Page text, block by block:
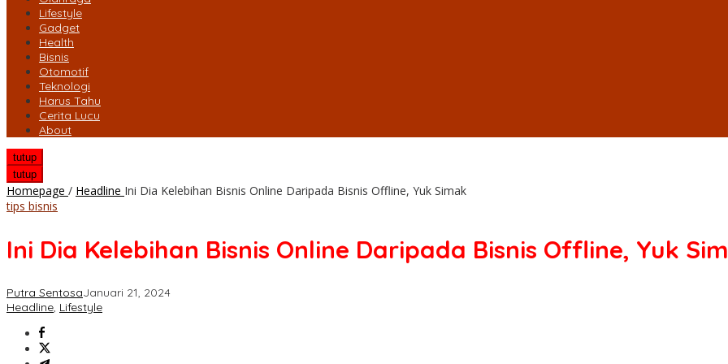
Lifestyle
Gadget
Health
Bisnis
Otomotif
Teknologi
Harus Tahu
Cerita Lucu
About
tutup
tutup
Homepage / Headline Ini Dia Kelebihan Bisnis Online Daripada Bisnis Offline, Yuk Simak
tips bisnis
Ini Dia Kelebihan Bisnis Online Daripada Bisnis Offline, Yuk
Putra SentosaJanuari 21, 2024
Headline, Lifestyle